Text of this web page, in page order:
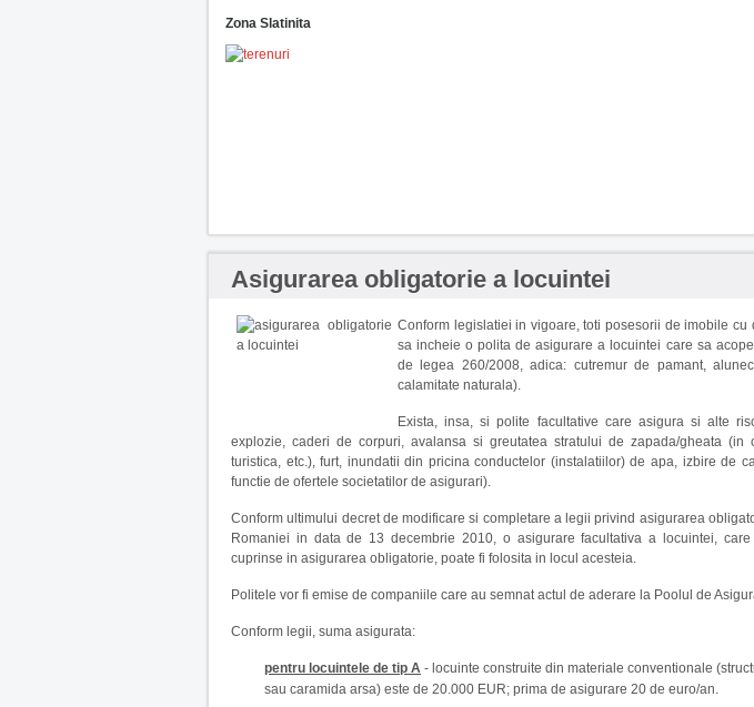
Zona Slatinita
Asigurarea obligatorie a locuintei
Conform legislatiei in vigoare, toti posesorii de imobile
sa incheie o polita de asigurare a locuintei care sa
de legea 260/2008, adica: cutremur de pamant,
calamitate naturala).
Exista, insa, si polite facultative care asigura si alte
explozie, caderi de corpuri, avalansa si greutatea stratului de zapada/gheata (in
turistica, etc.), furt, inundatii din pricina conductelor (instalatiilor) de apa, izbire de
functie de ofertele societatilor de asigurari).
Conform ultimului decret de modificare si completare a legii privind asigurarea
Romaniei in data de 13 decembrie 2010, o asigurare facultativa a locuintei,
cuprinse in asigurarea obligatorie, poate fi folosita in locul acesteia.
Politele vor fi emise de companiile care au semnat actul de aderare la Poolul de
Conform legii, suma asigurata:
pentru locuintele de tip A - locuinte construite din materiale conventionale
sau caramida arsa) este de 20.000 EUR; prima de asigurare 20 de euro/an.